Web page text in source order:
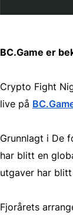
BC.Game er
Crypto Fight
live på
Grunnlagt i De
har blitt en
utgaver har
Fjorårets